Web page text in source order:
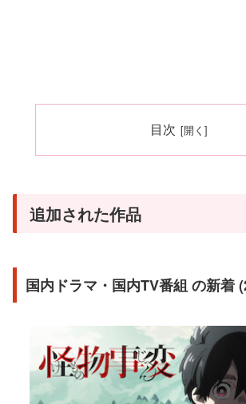
目次
追加された作品
国内ドラマ・国内TV番組 の新着